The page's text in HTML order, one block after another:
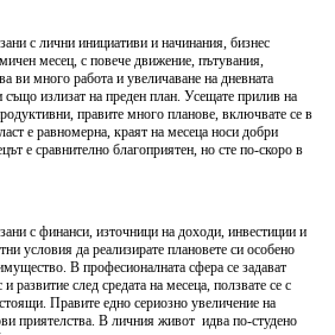
с лични инициативи и начинания, бизнес
месец, с повече движение, пътувания,
ви много работа и увеличаване на дневната
също излизат на преден план. Усещате прилив на
правите много планове, включвате се в
е равномерна, краят на месеца носи добри
е сравнително благоприятен, но сте по-скоро в
с финанси, източници на доходи, инвестиции и
условия да реализирате плановете си особено
В професионалната сфера се задават
развитие след средата на месеца, ползвате се с
Правите едно сериозно увеличение на
приятелства. В личния живот идва по-студено